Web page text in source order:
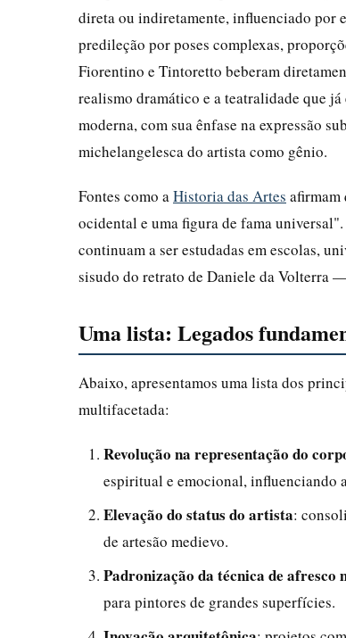
direta ou indiretamente, influenciado por
predileção por poses complexas,
Fiorentino e Tintoretto beberam
realismo dramático e a teatralidade que
moderna, com sua ênfase na expressão
michelangelesca do artista como gênio.
Fontes como a Historia das Artes afirmam
ocidental e uma figura de fama
continuam a ser estudadas em escolas,
sisudo do retrato de Daniele da Volterra
Uma lista: Legados
Abaixo, apresentamos uma lista dos
multifacetada:
Revolução na representação do
espiritual e emocional, influenciando
Elevação do status do artista:
de artesão medievo.
Padronização da técnica de afresco
para pintores de grandes superfícies.